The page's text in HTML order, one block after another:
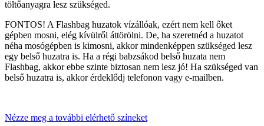
töltőanyagra lesz szükséged.
FONTOS! A Flashbag huzatok vízállóak, ezért nem kell őket
gépben mosni, elég kívülről áttörölni. De, ha szeretnéd a huzatot
néha mosógépben is kimosni, akkor mindenképpen szükséged lesz
egy belső huzatra is. Ha a régi babzsákod belső huzata nem
Flashbag, akkor ebbe szinte biztosan nem lesz jó! Ha szükséged van
belső huzatra is, akkor érdeklődj telefonon vagy e-mailben.
Nézze meg a további elérhető színeket